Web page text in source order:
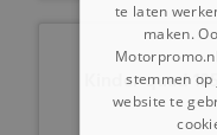
Kinder quad
te laten
maken.
stemmen op
website te